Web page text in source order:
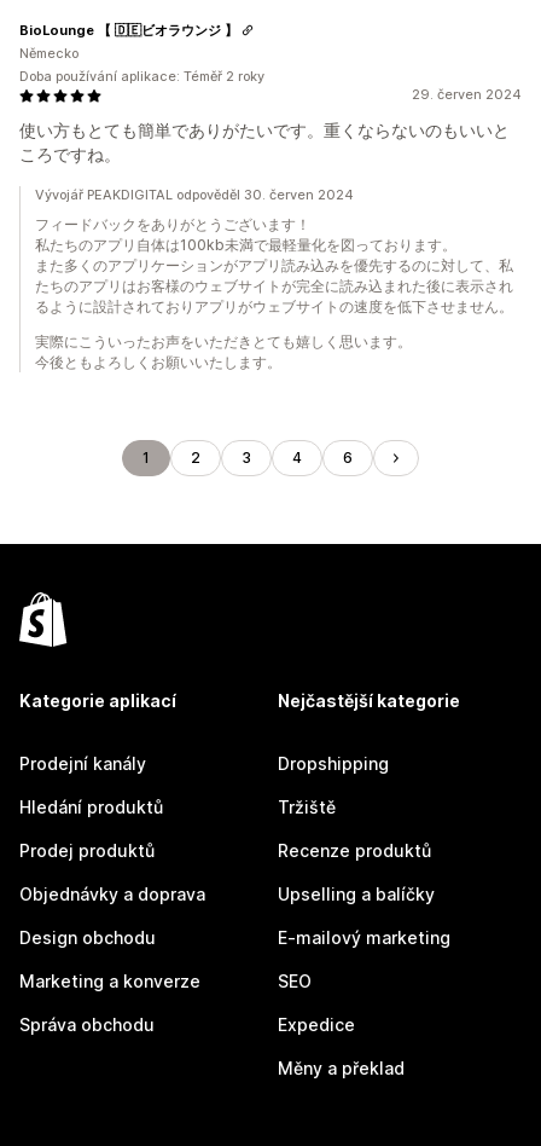
29. červen 2024
使い方もとても簡単でありがたいです。重くならないのもいいと
ころですね。
BioLounge 【 🇩🇪ビオラウンジ 】
Německo
Doba používání aplikace: Téměř 2 roky
Vývojář PEAKDIGITAL odpověděl 30. červen 2024
フィードバックをありがとうございます！
私たちのアプリ自体は100kb未満で最軽量化を図っております。
また多くのアプリケーションがアプリ読み込みを優先するのに対して、私
たちのアプリはお客様のウェブサイトが完全に読み込まれた後に表示され
るように設計されておりアプリがウェブサイトの速度を低下させません。
実際にこういったお声をいただきとても嬉しく思います。
今後ともよろしくお願いいたします。
1 2 3 4 6
Kategorie aplikací
Prodejní kanály
Hledání produktů
Prodej produktů
Objednávky a doprava
Design obchodu
Marketing a konverze
Správa obchodu
Nejčastější kategorie
Dropshipping
Tržiště
Recenze produktů
Upselling a balíčky
E-mailový marketing
SEO
Expedice
Měny a překlad